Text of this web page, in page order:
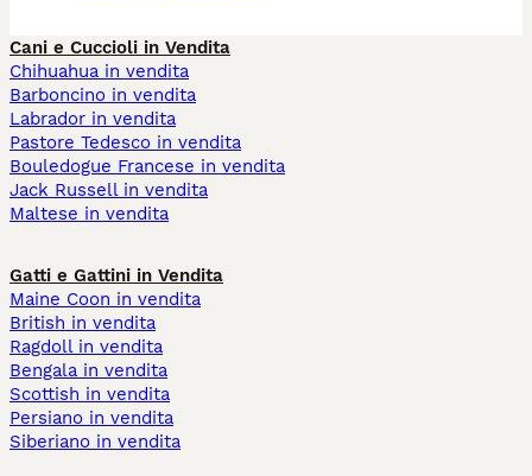
Cani e Cuccioli in Vendita
Chihuahua in vendita
Barboncino in vendita
Labrador in vendita
Pastore Tedesco in vendita
Bouledogue Francese in vendita
Jack Russell in vendita
Maltese in vendita
Gatti e Gattini in Vendita
Maine Coon in vendita
British in vendita
Ragdoll in vendita
Bengala in vendita
Scottish in vendita
Persiano in vendita
Siberiano in vendita